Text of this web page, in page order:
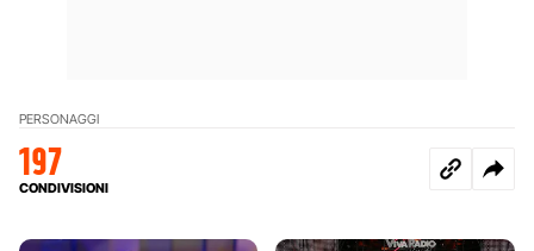
PERSONAGGI
197
CONDIVISIONI